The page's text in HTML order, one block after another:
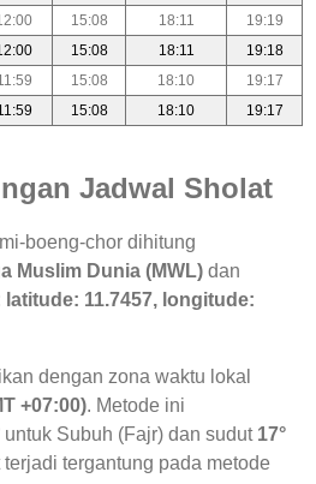
15:08 18:11
19:19
15:08 18:11
19:18
15:08 18:10
19:17
15:08 18:10 19:17
Jadwal Sholat
boeng-chor dihitung
Muslim Dunia (MWL) dan
latitude: 11.7457, longitude:
dengan zona waktu lokal
+07:00). Metode ini
untuk Subuh (Fajr) dan sudut 17°
tergantung pada metode